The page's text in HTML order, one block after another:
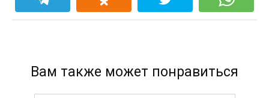
Вам также может понравиться